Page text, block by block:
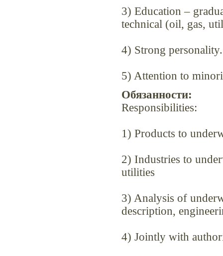
3) Education –
technical (oil, gas,
4) Strong personality.
5) Attention to
Обязанности:
Responsibilities:
1) Products to
2) Industries to
utilities
3) Analysis of
description,
4) Jointly with